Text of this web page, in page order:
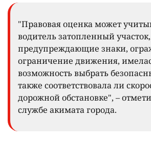
"Правовая оценка может
водитель затопленный участок,
предупреждающие знаки,
ограничение движения,
возможность выбрать
также соответствовала ли
дорожной обстановке", –
службе акимата города.